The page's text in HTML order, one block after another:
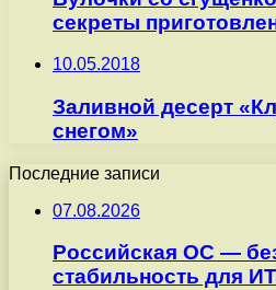
секреты
10.05.2018
Заливной десерт
снегом»
Последние записи
07.08.2026
Российская ОС —
стабильность для